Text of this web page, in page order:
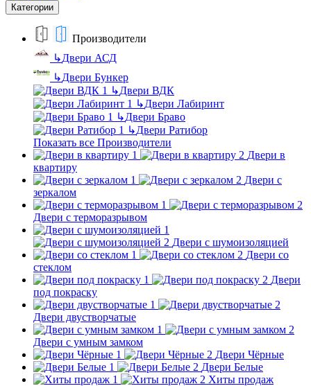
Категории
Производители
↳Двери АСД
↳Двери Бункер
↳Двери ВДК
↳Двери Лабиринт
↳Двери Браво
↳Двери Ратибор
Показать все Производители
Двери в
квартиру
Двери с
зеркалом
Двери с терморазрывом
Двери с шумоизоляцией
Двери со
стеклом
Двери
под покраску
Двери двустворчатые
Двери с умным замком
Двери Чёрные
Двери Белые
Хиты продаж